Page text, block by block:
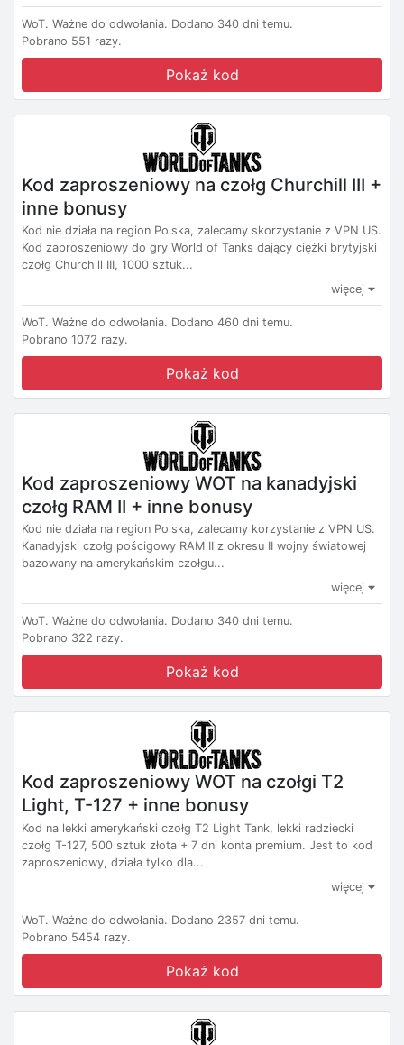
WoT. Ważne do odwołania. Dodano 340 dni temu.
Pobrano 551 razy.
Pokaż kod
Kod zaproszeniowy na czołg Churchill III +
inne bonusy
Kod nie działa na region Polska, zalecamy skorzystanie z VPN US.
Kod zaproszeniowy do gry World of Tanks dający ciężki brytyjski
czołg Churchill III, 1000 sztuk...
więcej
WoT. Ważne do odwołania. Dodano 460 dni temu.
Pobrano 1072 razy.
Pokaż kod
Kod zaproszeniowy WOT na kanadyjski
czołg RAM II + inne bonusy
Kod nie działa na region Polska, zalecamy korzystanie z VPN US.
Kanadyjski czołg pościgowy RAM II z okresu II wojny światowej
bazowany na amerykańskim czołgu...
więcej
WoT. Ważne do odwołania. Dodano 340 dni temu.
Pobrano 322 razy.
Pokaż kod
Kod zaproszeniowy WOT na czołgi T2
Light, T-127 + inne bonusy
Kod na lekki amerykański czołg T2 Light Tank, lekki radziecki
czołg T-127, 500 sztuk złota + 7 dni konta premium. Jest to kod
zaproszeniowy, działa tylko dla...
więcej
WoT. Ważne do odwołania. Dodano 2357 dni temu.
Pobrano 5454 razy.
Pokaż kod